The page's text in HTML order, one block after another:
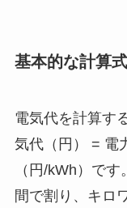
基本的な計算
電気代を計算す
気代（円） = 電
（円/kWh）で
間で割り、キロ